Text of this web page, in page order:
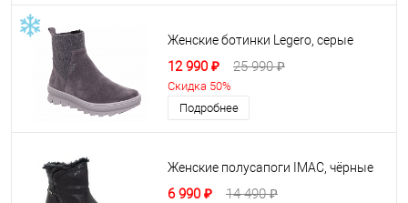
Женские ботинки Legero, серые
12 990 ₽ 25 990 ₽
Скидка 50%
Подробнее
Женские полусапоги IMAC, чёрные
6 990 ₽ 14 490 ₽